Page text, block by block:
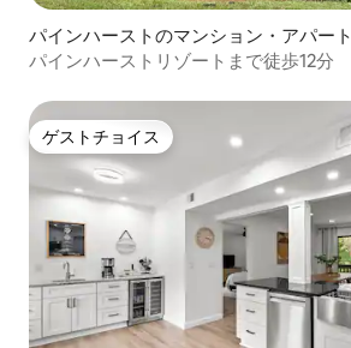
パインハーストのマンション・アパート
パインハーストリゾートまで徒歩12分
ゲストチョイス
ゲストチョイス